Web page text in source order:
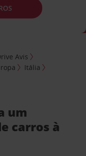
Avis
Itália
um
carros à